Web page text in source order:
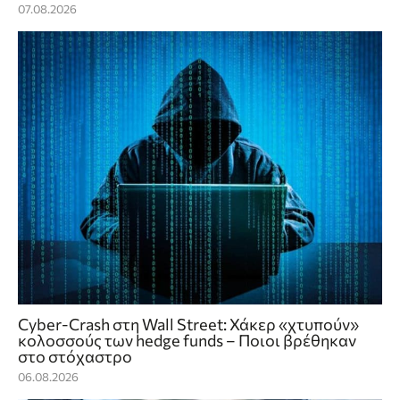
07.08.2026
Cyber-Crash στη Wall Street: Χάκερ «χτυπούν»
κολοσσούς των hedge funds – Ποιοι βρέθηκαν
στο στόχαστρο
06.08.2026